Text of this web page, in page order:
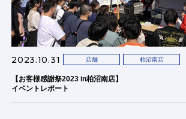
2023.10.31 店舗 柏沼南店
【お客様感謝祭2023 in柏沼南店】
イベントレポート